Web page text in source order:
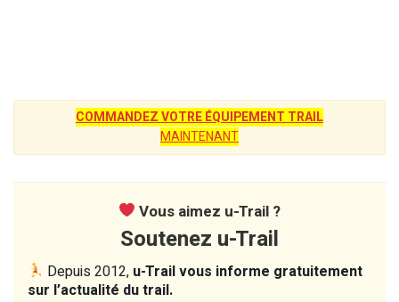
COMMANDEZ VOTRE ÉQUIPEMENT TRAIL
MAINTENANT
Vous aimez u-Trail ?
Soutenez u-Trail
Depuis 2012, u-Trail vous informe gratuitement
sur l’actualité du trail.